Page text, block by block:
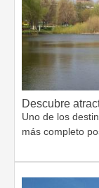
Descubre
Uno de los
más completo